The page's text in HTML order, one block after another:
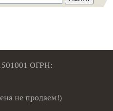
ОГРН:
не продаем!)